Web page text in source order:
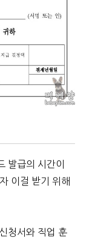
발급의 시간이
이걸 받기 위해
청서와 직업 훈